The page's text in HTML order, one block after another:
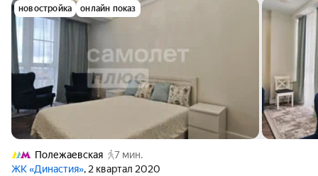
новостройка онлайн показ
Полежаевская
7 мин.
ЖК «Династия», 2 квартал 2020